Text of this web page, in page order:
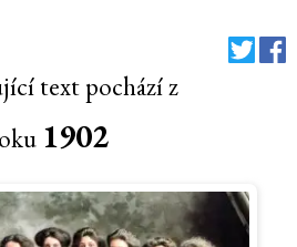
text pochází z
1902